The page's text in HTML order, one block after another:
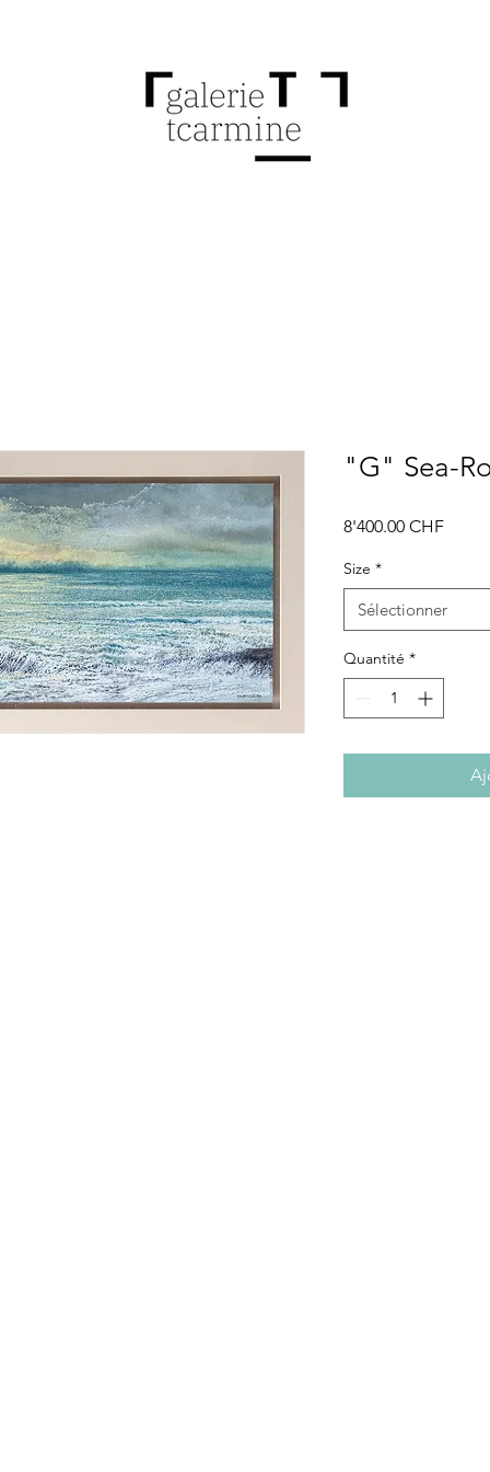
"G" Sea-
8'400.00 CHFPrix
Size *
Sélectionner
Quantité *